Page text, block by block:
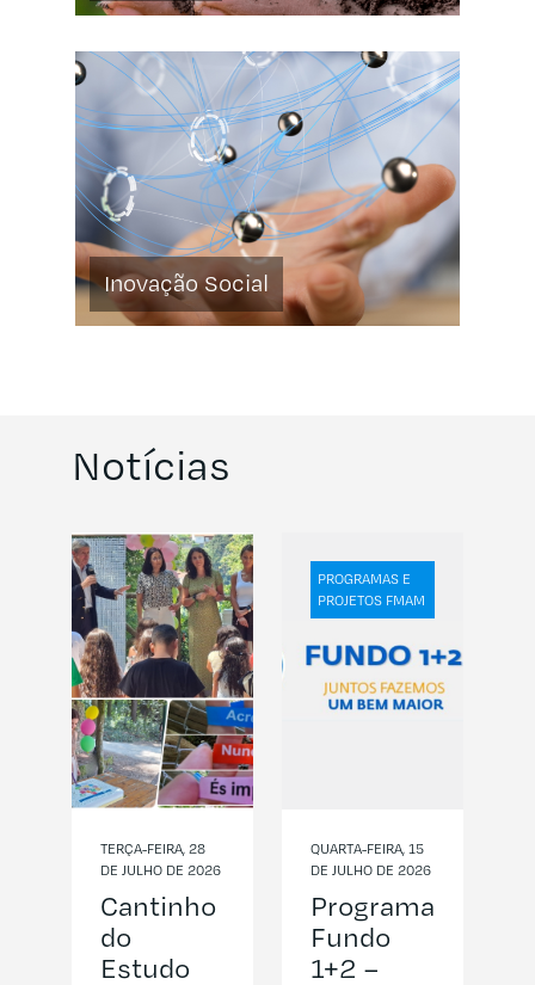
Inovação Social
Notícias
TERÇA-FEIRA, 28
DE JULHO DE 2026
Cantinho
do
Estudo
PROGRAMAS E
PROJETOS FMAM
QUARTA-FEIRA, 15
DE JULHO DE 2026
Programa
Fundo
1+2 –